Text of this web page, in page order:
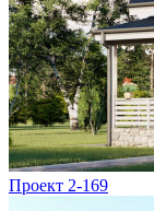
Проект 2-169